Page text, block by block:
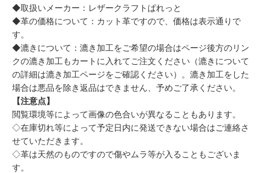
◆取扱いメーカー：レザークラフトぱれっと
◆革の価格について：カット革ですので、価格は表示通りで
す。
◆漉きについて：漉き加工をご希望の場合はページ後方のリン
クの漉き加工もカートに入れてご注文ください（漉きについて
の詳細は漉き加工ページをご確認ください）。漉き加工をした
場合は悪品を除き返品はできません、予めご了承ください。
【注意点】
閲覧環境等によって画像の色合いが異なることもあります。
◇在庫切れ等によって予定日内に発送できない場合はご連絡さ
せていただきます。
◇革は天然のものですので傷やムラ等が入ることもございま
す。